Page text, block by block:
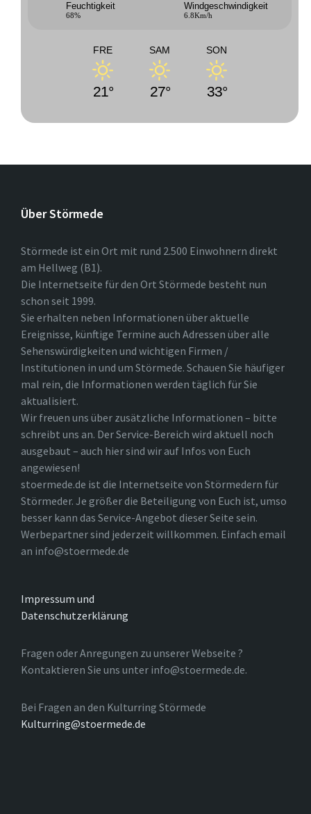
Feuchtigkeit
68%
Windgeschwindigkeit
6.8Km/h
FRE
21°
SAM
27°
SON
33°
Über Störmede
Störmede ist ein Ort mit rund 2.500 Einwohnern direkt
am Hellweg (B1).
Die Internetseite für den Ort Störmede besteht nun
schon seit 1999.
Sie erhalten neben Informationen über aktuelle
Ereignisse, künftige Termine auch Adressen über alle
Sehenswürdigkeiten und wichtigen Firmen /
Institutionen in und um Störmede. Schauen Sie häufiger
mal rein, die Informationen werden täglich für Sie
aktualisiert.
Wir freuen uns über zusätzliche Informationen – bitte
schreibt uns an. Der Service-Bereich wird aktuell noch
ausgebaut – auch hier sind wir auf Infos von Euch
angewiesen!
stoermede.de ist die Internetseite von Störmedern für
Störmeder. Je größer die Beteiligung von Euch ist, umso
besser kann das Service-Angebot dieser Seite sein.
Werbepartner sind jederzeit willkommen. Einfach email
an info@stoermede.de
Impressum und
Datenschutzerklärung
Fragen oder Anregungen zu unserer Webseite ?
Kontaktieren Sie uns unter info@stoermede.de.
Bei Fragen an den Kulturring Störmede
Kulturring@stoermede.de